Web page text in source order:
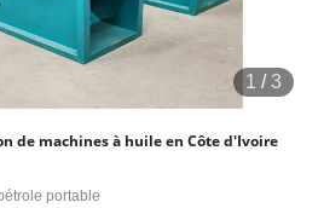
1 /3
de machines à huile en Côte d'Ivoire
portable